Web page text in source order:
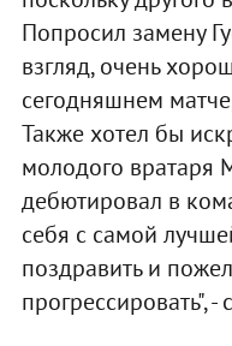
Попросил замену
взгляд, очень
сегодняшнем
Также хотел бы
молодого вратаря
дебютировал в
себя с самой
поздравить и
прогрессировать", -